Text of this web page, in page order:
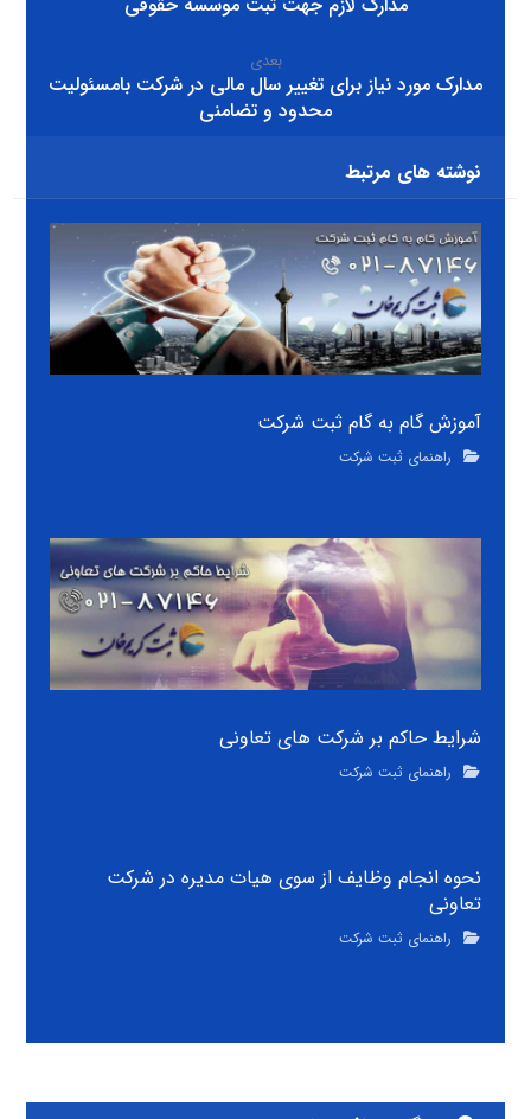
بعدی
مدارک مورد نیاز برای تغییر سال مالی در شرکت بامسئولیت
محدود و تضامنی
نوشته های مرتبط
آموزش گام به گام ثبت شرکت
راهنمای ثبت شرکت
شرایط حاکم بر شرکت های تعاونی
راهنمای ثبت شرکت
نحوه انجام وظایف از سوی هیات مدیره در شرکت
تعاونی
راهنمای ثبت شرکت